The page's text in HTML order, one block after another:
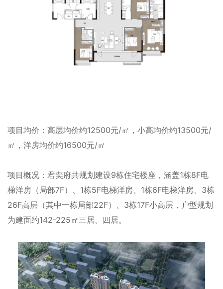
项目均价：高层均价约12500元/㎡，小高均价约13500元/
㎡，洋房均价约16500元/㎡
项目概况：君奕府共规划建设9栋住宅楼座，涵盖1栋8F电
梯洋房（局部7F）、1栋5F电梯洋房、1栋6F电梯洋房、3栋
26F高层（其中一栋局部22F）、3栋17F小高层，户型规划
为建面约142-225㎡三居、四居。